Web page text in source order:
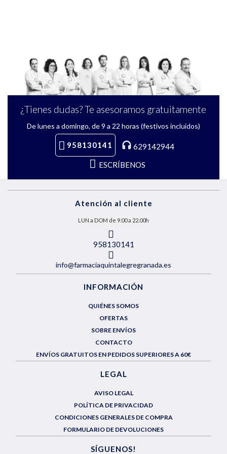
¿Tienes dudas? Te asesoramos gratuitamente
De lunes a domingo, de 9 a 22 horas (festivos incluidos)
958130141
629142944
ESCRÍBENOS
Atención al cliente
LUN a DOM de 9.00 a 22.00h
958130141
info@farmaciaquintalegregranada.es
INFORMACIÓN
QUIÉNES SOMOS
OFERTAS
SOBRE ENVÍOS
CONTACTO
ENVÍOS GRATUITOS EN PEDIDOS SUPERIORES A 60€
LEGAL
AVISO LEGAL
POLÍTICA DE PRIVACIDAD
CONDICIONES GENERALES DE COMPRA
FORMULARIO DE DEVOLUCIONES
SÍGUENOS!